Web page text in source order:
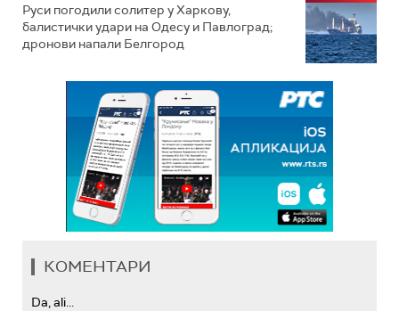
Руси погодили солитер у Харкову,
балистички удари на Одесу и Павлоград;
дронови напали Белгород
КОМЕНТАРИ
Da, ali...